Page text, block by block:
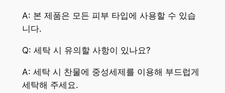
A: 본 제품은 모든 피부 타입에 사용할 수 있습
니다.
Q: 세탁 시 유의할 사항이 있나요?
A: 세탁 시 찬물에 중성세제를 이용해 부드럽게
세탁해 주세요.